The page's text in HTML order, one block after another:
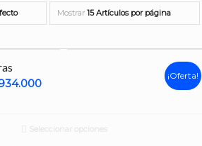
Mostrar 15 Artículos por página
Rango
¡Oferta!